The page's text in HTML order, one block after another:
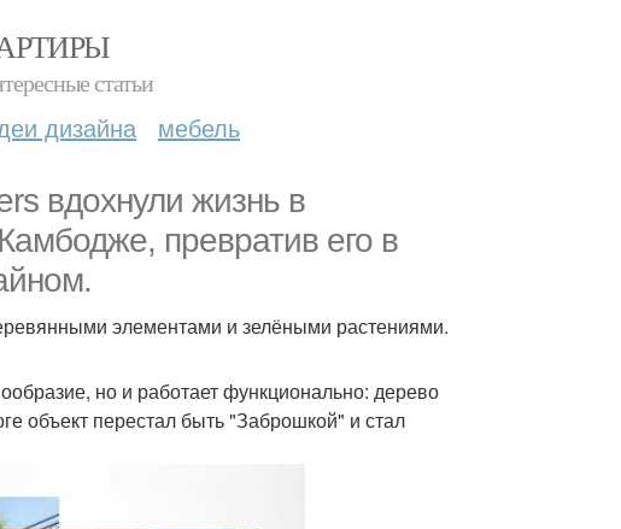
статьи
дизайна мебель
вдохнули жизнь в
превратив его в
элементами и зелёными растениями.
но и работает функционально: дерево
объект перестал быть "Заброшкой" и стал